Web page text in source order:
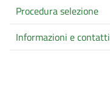
Procedura selezione
Informazioni e contatti